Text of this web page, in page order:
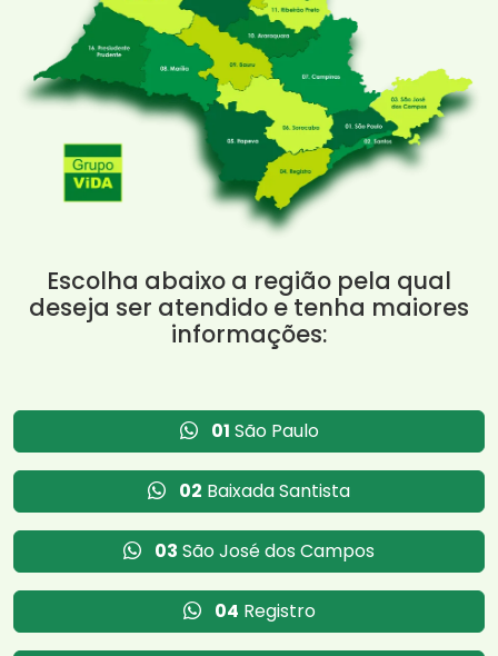
Escolha abaixo a região pela qual
deseja ser atendido e tenha maiores
informações:
01 São Paulo
02 Baixada Santista
03 São José dos Campos
04 Registro